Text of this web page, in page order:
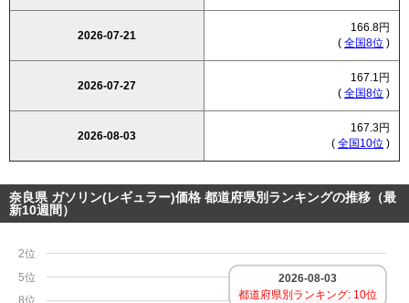
2026-07-21
166.8円
( 全国8位 )
2026-07-27
167.1円
( 全国8位 )
2026-08-03
167.3円
( 全国10位 )
奈良県 ガソリン(レギュラー)価格 都道府県別ランキングの推移（最
新10週間）
5位
2位
2026-08-03
都道府県別ランキング: 10位